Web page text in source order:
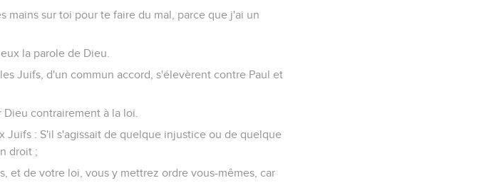
mains sur toi pour te faire du mal, parce que j'ai un
la parole de Dieu.
Juifs, d'un commun accord, s'élevèrent contre Paul et
contrairement à la loi.
Juifs : S'il s'agissait de quelque injustice ou de quelque
droit ;
et de votre loi, vous y mettrez ordre vous-mêmes, car